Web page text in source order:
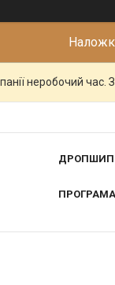
неробочий